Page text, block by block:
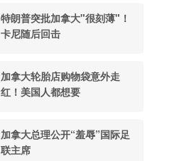
特朗普突批加拿大"很刻薄"！
卡尼随后回击
加拿大轮胎店购物袋意外走
红！美国人都想要
加拿大总理公开“羞辱”国际足
联主席